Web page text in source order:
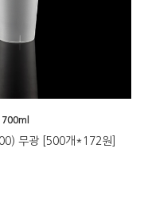
무광 [500개*172원]